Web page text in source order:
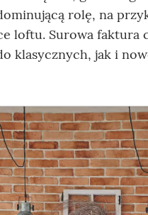
rolę, na
loftu. Surowa faktura
klasycznych, jak i